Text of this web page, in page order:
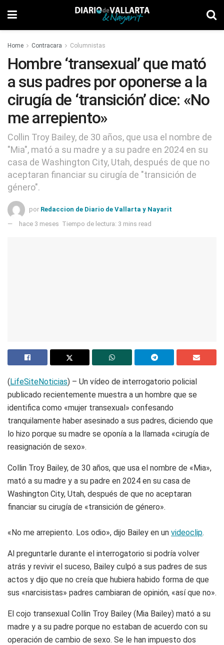
Home Contracara Columnistas
Hombre ‘transexual’ que mató
a sus padres por oponerse a la
cirugía de ‘transición’ dice: «No
me arrepiento»
Collin Troy Bailey, de 30 años, que usa el nombre de
"Mia", mató a su madre y a su padre en 2024 en su
casa de Washington City, Utah, después de que no
aceptaran financiar su cirugía de "transición de
género".
por Redaccion de Diario de Vallarta y Nayarit
hace 3 meses Tiempo de lectura: 3 mins read
(LifeSiteNoticias) – Un vídeo de interrogatorio policial
publicado recientemente muestra a un hombre que se
identifica como «mujer transexual» confesando
tranquilamente haber asesinado a sus padres, diciendo que
lo hizo porque su madre se oponía a la llamada «cirugía de
reasignación de sexo».
Collin Troy Bailey, de 30 años, que usa el nombre de «Mia»,
mató a su madre y a su padre en 2024 en su casa de
Washington City, Utah, después de que no aceptaran
financiar su cirugía de «transición de género».
«No me arrepiento. Los odio», dijo Bailey en un videoclip.
Al preguntarle durante el interrogatorio si podría volver
atrás y revivir el suceso, Bailey culpó a sus padres de sus
actos y dijo que no creía que hubiera habido forma de que
sus «narcisistas» padres cambiaran de opinión, «así que no».
El cojo transexual Collin Troy Bailey (Mia Bailey) mató a su
madre y a su padre porque no estaban de acuerdo con su
operación de cambio de sexo. Se le han impuesto dos